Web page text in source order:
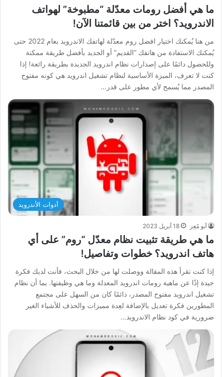
ما هي أفضل رومات معدّلة “مطبوخة” لهواتف
الاندرويد؟ اختر من بين قائمتنا الآن!
من هنا يُمكنك اختيار افضل روم معدّلة لهاتفك الاندرويد بعام 2022 حتى
يُمكنك الاستفادة من هاتفك “القديم” أو الجديد بأفضل طريقة ممكنة
وللحصول دائمًا على إصدارات نظام اندرويد الجديدة بطريقة رائعة! إذا
كنت لا تعرف، الميزة الأساسية لنظام تشغيل اندرويد هي كونه مفتوح
المصدر مما يُسمح لأي مطور على قدر…
أدوات الأندرويد
أبو مُعِز 18 أبريل 2023
ما هي طريقة تثبيت نظام معدّل “روم” على أي
هاتف اندرويد؟ خطوات وتفاصيل!
إذا كنت تقرأ هذه المقالة ووصلت لها من خلال البحث، فأنت لديك فكرة
جيدة إذًا عن ماهية رومات اندرويد المعدلة وما هي وظيفتها. بما أن نظام
تشغيل اندرويد مفتوح المصدر، دائمًا كان من السهل على مجتمع
المطورين فكرة تعديل بالإضافة لعِدة مميزات والحذف للأشياء الغير
ضرورية في كود نظام الاندرويد…